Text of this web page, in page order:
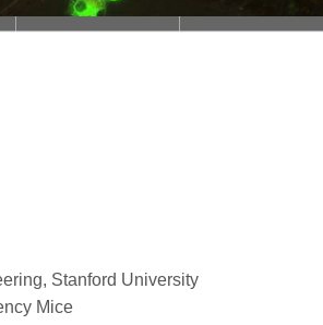
Stanford University
Mice